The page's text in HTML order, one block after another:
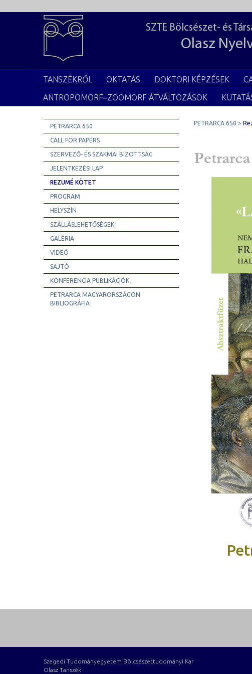
SZTE Bölcsészet- és
Olasz
TANSZÉKRŐL OKTATÁS DOKTORI KÉPZÉSEK
ANTROPOMORF–ZOOMORF ÁTVÁLTOZÁSOK
PETRARCA 650
CALL FOR PAPERS
SZERVEZŐ- ÉS SZAKMAI BIZOTTSÁG
JELENTKEZÉSI LAP
REZUMÉ KÖTET
PROGRAM
HELYSZÍN
SZÁLLÁSLEHETŐSÉGEK
GALÉRIA
VIDEÓ
SAJTÓ
KONFERENCIA PUBLIKÁCIÓK
PETRARCA MAGYARORSZÁGON
BIBLIOGRÁFIA
PETRARCA 650
Szegedi Tudományegyetem Bölcsészettudományi Kar
Olasz Tanszék